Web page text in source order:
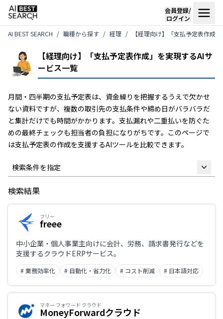
会員登録/
ログイン
AI BEST SEARCH
職種から探す 経理 【経理向け】「支払予定表作成
【経理向け】「支払予定表作成」を実現するAIサ
ービス一覧
月間・四半期の支払予定表は、資金繰りを把握するうえで欠かせ
ない資料ですが、複数の取引先の支払条件や締め日がバラバラだ
と集計だけでも時間がかかります。支払漏れや二重払いを防ぐた
めの最終チェックも担当者の負担になりがちです。このページで
は支払予定表の作成を支援するAIツールを比較できます。
検索条件を指定
フリーワード
日本語対応のみ
業務課題
職種
検索結果
フリー
freee
中小企業・個人事業主向けに会計、労務、請求書発行などを
支援するクラウドERPサービス。
# 業務効率化 # 自動化・省力化 # コスト削減 # 日本語対応
マネー フォワード クラウド
MoneyForwardクラウド